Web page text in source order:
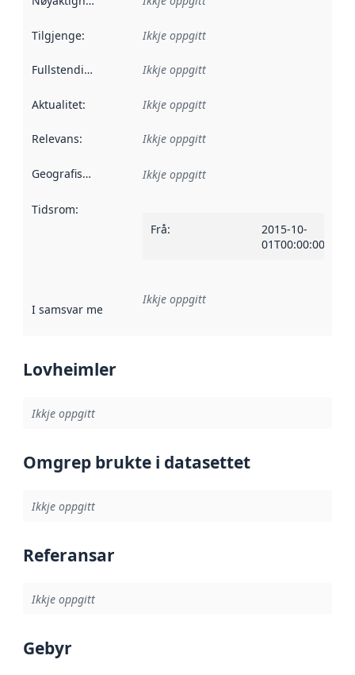
Tilgjenge: Ikkje oppgitt
Fullstendigheit Ikkje oppgitt
Aktualitet: Ikkje oppgitt
Relevans: Ikkje oppgitt
Geografisk område Ikkje oppgitt
Tidsrom:
Frå:
2015-10-
01T00:00:00Z
I samsvar med Referanse til ei implementeringsregel eller
Ikkje oppgitt
Lovheimler
Ikkje oppgitt
Omgrep brukte i datasettet
Ikkje oppgitt
Referansar
Ikkje oppgitt
Gebyr